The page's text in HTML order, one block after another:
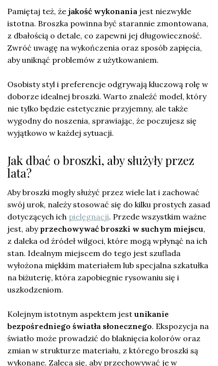
Pamiętaj też, że jakość wykonania jest niezwykle
istotna. Broszka powinna być starannie zmontowana,
z dbałością o detale, co zapewni jej długowieczność.
Zwróć uwagę na wykończenia oraz sposób zapięcia,
aby uniknąć problemów z użytkowaniem.
Osobisty styl i preferencje odgrywają kluczową rolę w
doborze idealnej broszki. Warto znaleźć model, który
nie tylko będzie estetycznie przyjemny, ale także
wygodny do noszenia, sprawiając, że poczujesz się
wyjątkowo w każdej sytuacji.
Jak dbać o broszki, aby służyły przez
lata?
Aby broszki mogły służyć przez wiele lat i zachować
swój urok, należy stosować się do kilku prostych zasad
dotyczących ich pielęgnacji. Przede wszystkim ważne
jest, aby przechowywać broszki w suchym miejscu,
z daleka od źródeł wilgoci, które mogą wpłynąć na ich
stan. Idealnym miejscem do tego jest szuflada
wyłożona miękkim materiałem lub specjalna szkatułka
na biżuterię, która zapobiegnie rysowaniu się i
uszkodzeniom.
Kolejnym istotnym aspektem jest unikanie
bezpośredniego światła słonecznego. Ekspozycja na
światło może prowadzić do blaknięcia kolorów oraz
zmian w strukturze materiału, z którego broszki są
wykonane. Zaleca się, aby przechowywać je w